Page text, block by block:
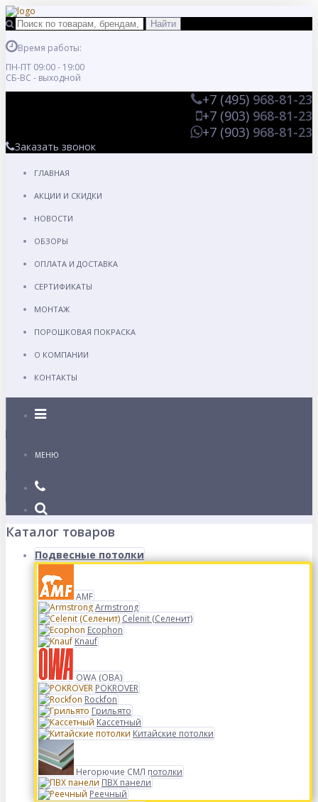
Время работы:
ПН-ПТ 09:00 - 19:00
СБ-ВС - выходной
+7 (495) 968-81-23
+7 (903) 968-81-23
+7 (903) 968-81-23
Заказать звонок
ГЛАВНАЯ
АКЦИИ И СКИДКИ
НОВОСТИ
ОБЗОРЫ
ОПЛАТА И ДОСТАВКА
СЕРТИФИКАТЫ
МОНТАЖ
ПОРОШКОВАЯ ПОКРАСКА
О КОМПАНИИ
КОНТАКТЫ
Каталог
МЕНЮ
Каталог товаров
Подвесные потолки
AMF
Armstrong
Celenit (Селенит)
Ecophon
Knauf
OWA (ОВА)
POKROVER
Rockfon
Грильято
Кассетный
Китайские потолки
Негорючие СМЛ потолки
ПВХ панели
Реечный